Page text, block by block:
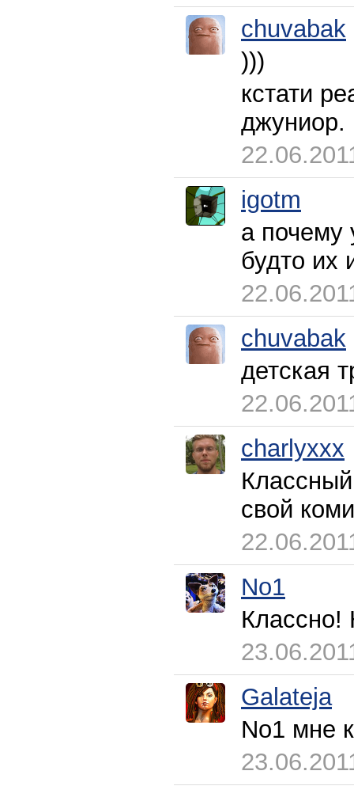
chuvabak
)))
кстати
джуниор.
igotm
а почему
будто их
chuvabak
детская
charlyxxx
свой
No1
Классно!
Galateja
No1 мне